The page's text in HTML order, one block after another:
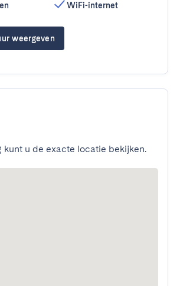
WiFi-internet
weergeven
kunt u de exacte locatie bekijken.